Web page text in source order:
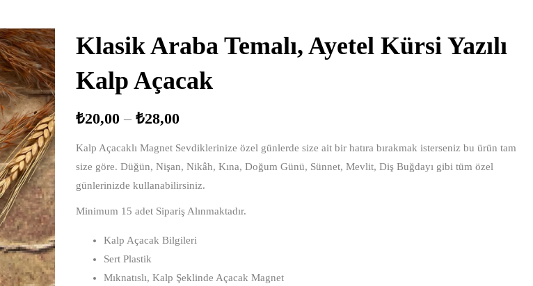
Klasik Araba Temalı, Ayetel Kürsi Yazılı
Kalp Açacak
₺20,00 – ₺28,00
Kalp Açacaklı Magnet Sevdiklerinize özel günlerde size ait bir hatıra bırakmak isterseniz bu ürün tam
size göre. Düğün, Nişan, Nikâh, Kına, Doğum Günü, Sünnet, Mevlit, Diş Buğdayı gibi tüm özel
günlerinizde kullanabilirsiniz.
Minimum 15 adet Sipariş Alınmaktadır.
Kalp Açacak Bilgileri
Sert Plastik
Mıknatıslı, Kalp Şeklinde Açacak Magnet